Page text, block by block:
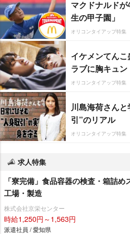
マクドナルド
生の甲子園」
オリコンタイアップ特集
イケメンてん
ラブに胸キュン
オリコンタイアップ特集
川島海荷さん
引”のリアル
オリコンタイアップ特集
求人特集
「寮完備」食品容器の検査・箱詰
工場・製造
株式会社京栄センター
時給1,250円～1,563円
派遣社員 / 愛知県